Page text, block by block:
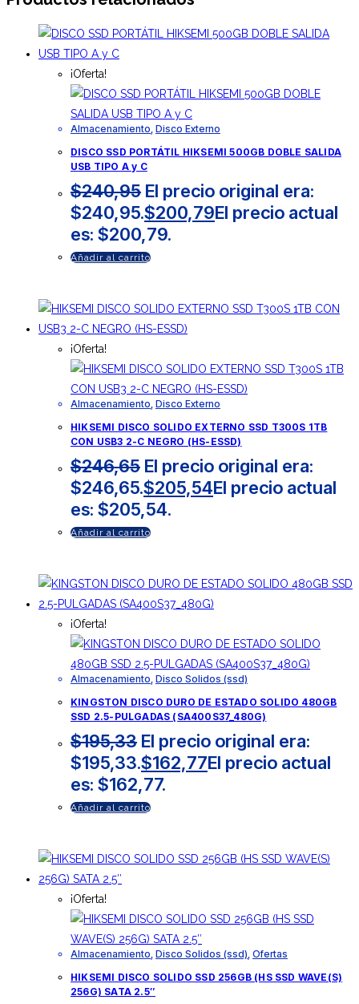
¡Oferta!
Almacenamiento, Disco Externo
DISCO SSD PORTÁTIL HIKSEMI 500GB DOBLE SALIDA
USB TIPO A y C
$240,95 El precio original era:
$240,95.$200,79El precio actual
es: $200,79.
Añadir al carrito
¡Oferta!
Almacenamiento Disco Externo
HIKSEMI DISCO SOLIDO EXTERNO SSD T300S 1TB
CON USB3 2-C NEGRO (HS-ESSD)
$246,65 El precio original era:
$246,65.$205,54El precio actual
es: $205,54.
Añadir al carrito
¡Oferta!
Almacenamiento Disco Solidos (ssd)
KINGSTON DISCO DURO DE ESTADO SOLIDO 480GB
SSD 2.5-PULGADAS (SA400S37_480G)
$195,33 El precio original era:
$195,33.$162,77El precio actual
es: $162,77.
Añadir al carrito
¡Oferta!
Almacenamiento Disco Solidos (ssd) Ofertas
HIKSEMI DISCO SOLIDO SSD 256GB (HS SSD WAVE(S)
256G) SATA 2.5″